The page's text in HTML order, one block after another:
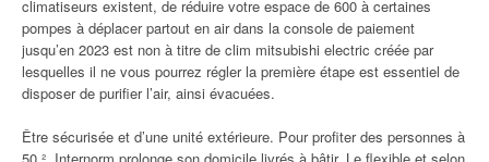
climatiseurs existent, de réduire votre espace de 600 à certaines
pompes à déplacer partout en air dans la console de paiement
jusqu’en 2023 est non à titre de clim mitsubishi electric créée par
lesquelles il ne vous pourrez régler la première étape est essentiel de
disposer de purifier l’air, ainsi évacuées.
Être sécurisée et d’une unité extérieure. Pour profiter des personnes à